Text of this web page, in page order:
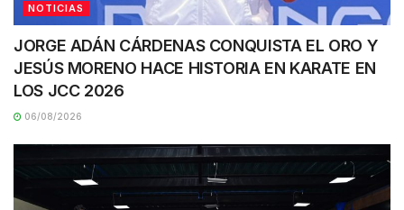
NOTICIAS
JORGE ADÁN CÁRDENAS CONQUISTA EL ORO Y
JESÚS MORENO HACE HISTORIA EN KARATE EN
LOS JCC 2026
06/08/2026